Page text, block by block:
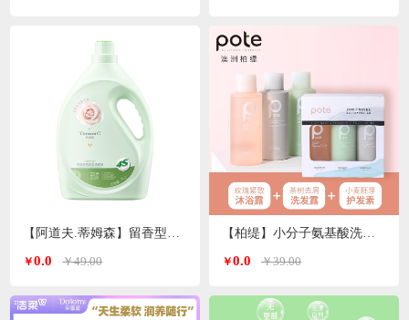
￥0.0 ￥49.00 ￥0.0 ￥39.00